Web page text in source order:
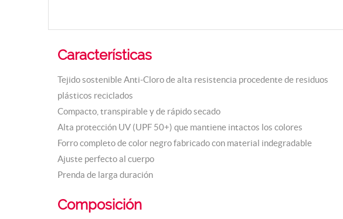
Características
Tejido sostenible Anti-Cloro de alta resistencia procedente de residuos
plásticos reciclados
Compacto, transpirable y de rápido secado
Alta protección UV (UPF 50+) que mantiene intactos los colores
Forro completo de color negro fabricado con material indegradable
Ajuste perfecto al cuerpo
Prenda de larga duración
Composición